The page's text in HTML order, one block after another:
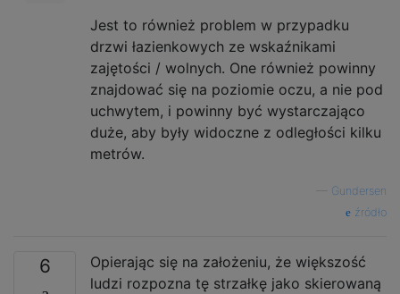
Jest to również problem w przypadku
drzwi łazienkowych ze wskaźnikami
zajętości / wolnych. One również powinny
znajdować się na poziomie oczu, a nie pod
uchwytem, ​​i powinny być wystarczająco
duże, aby były widoczne z odległości kilku
metrów.
Gundersen
źródło
6
Opierając się na założeniu, że większość
ludzi rozpozna tę strzałkę jako skierowaną